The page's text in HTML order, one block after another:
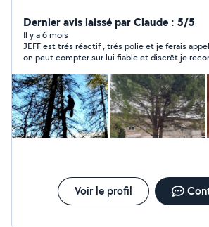
Dernier avis laissé par Claude : 5/5
Il y a 6 mois
JEFF est trés réactif , trés polie et je ferais
on peut compter sur lui
Voir le profil